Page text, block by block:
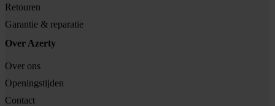
Retouren
Garantie & reparatie
Over Azerty
Over ons
Openingstijden
Contact